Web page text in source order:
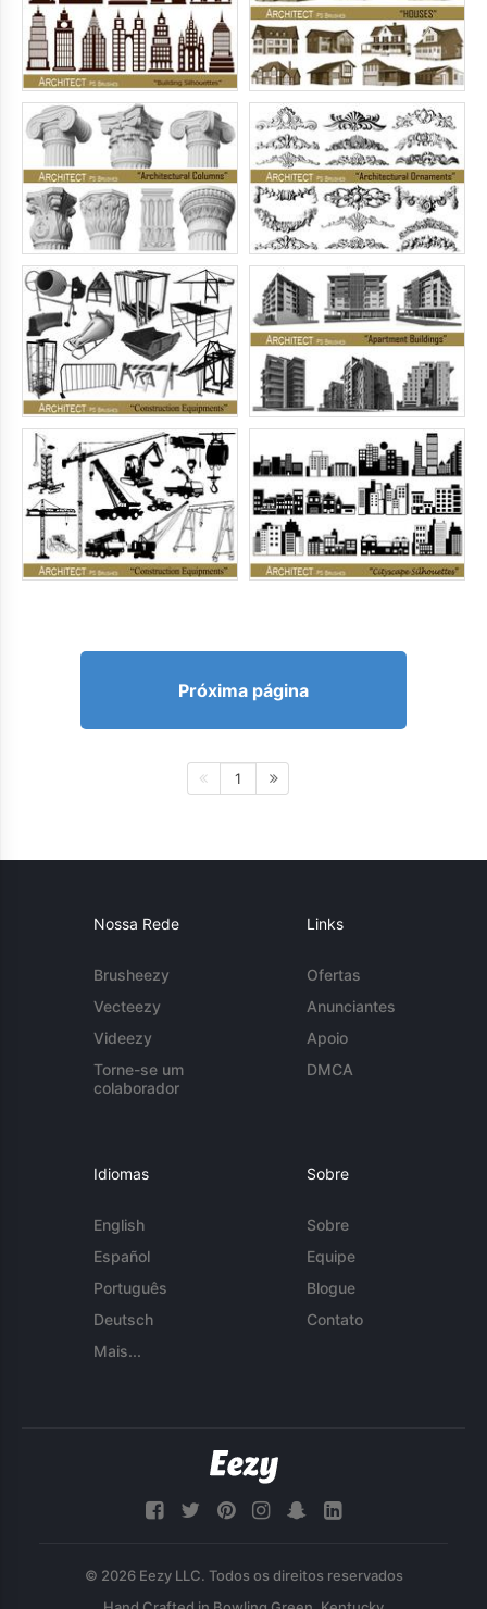
Próxima página
1
Nossa Rede
Brusheezy
Vecteezy
Videezy
Torne-se um
colaborador
Links
Ofertas
Anunciantes
Apoio
DMCA
Idiomas
English
Español
Português
Deutsch
Mais...
Sobre
Sobre
Equipe
Blogue
Contato
© 2026 Eezy LLC. Todos os direitos reservados